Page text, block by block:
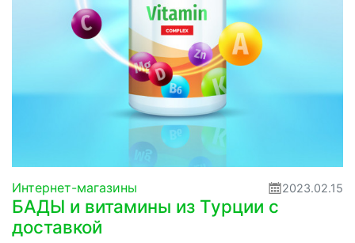
Интернет-магазины 2023.02.15
БАДЫ и витамины из Турции с
доставкой